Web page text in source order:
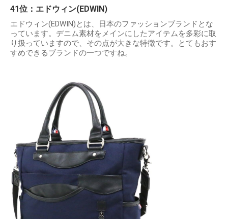
41位：エドウィン(EDWIN)
エドウィン(EDWIN)とは、日本のファッションブランドとな
っています。デニム素材をメインにしたアイテムを多彩に取
り扱っていますので、その点が大きな特徴です。とてもおす
すめできるブランドの一つですね。